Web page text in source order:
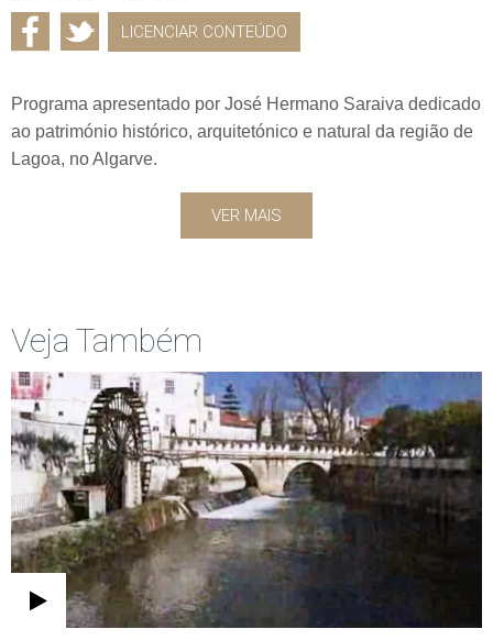
LICENCIAR CONTEÚDO
Programa apresentado por José Hermano Saraiva dedicado
ao património histórico, arquitetónico e natural da região de
Lagoa, no Algarve.
VER MAIS
Veja Também